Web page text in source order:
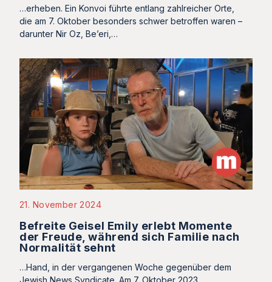
…erheben. Ein Konvoi führte entlang zahlreicher Orte,
die am 7. Oktober besonders schwer betroffen waren –
darunter Nir Oz, Be’eri,…
21. November 2024
Befreite Geisel Emily erlebt Momente
der Freude, während sich Familie nach
Normalität sehnt
…Hand, in der vergangenen Woche gegenüber dem
Jewish News Syndicate. Am 7. Oktober 2023